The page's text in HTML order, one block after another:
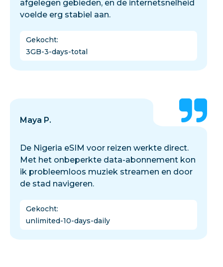
afgelegen gebieden, en de internetsnelheid
voelde erg stabiel aan.
Gekocht:
3GB-3-days-total
Maya P.
De Nigeria eSIM voor reizen werkte direct.
Met het onbeperkte data-abonnement kon
ik probleemloos muziek streamen en door
de stad navigeren.
Gekocht:
unlimited-10-days-daily